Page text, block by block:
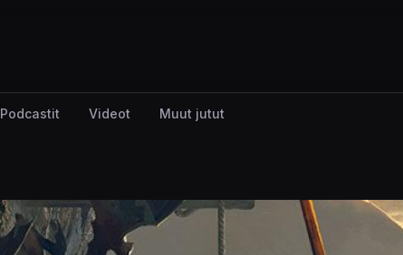
Podcastit Videot Muut jutut